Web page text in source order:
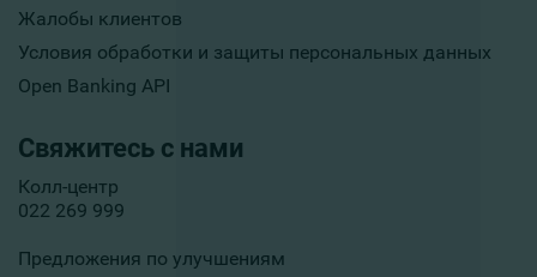
Жалобы клиентов
Условия обработки и защиты персональных данных
Open Banking API
Свяжитесь с нами
Колл-центр
022 269 999
Предложения по улучшениям